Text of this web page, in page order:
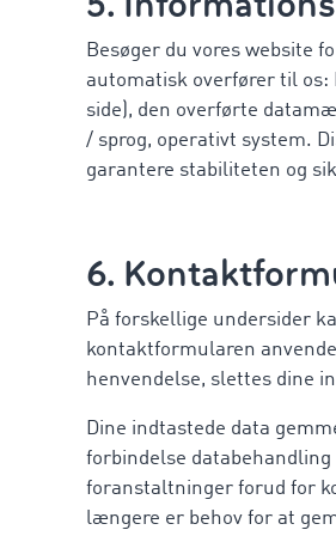
Besøger du vores website
automatisk overfører til os:
side), den overførte
/ sprog, operativt system.
garantere stabiliteten og
6.
På forskellige undersider
kontaktformularen
henvendelse, slettes dine
Dine indtastede data
forbindelse
foranstaltninger forud for
længere er behov for at